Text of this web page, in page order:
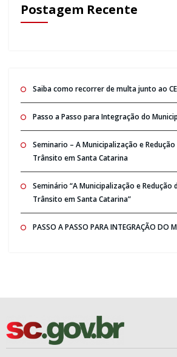
Postagem Recente
Saiba como recorrer de multa junto ao
Passo a Passo para Integração do
Seminario – A Municipalização e
Trânsito em Santa Catarina
Seminário “A Municipalização e Redução
Trânsito em Santa Catarina”
PASSO A PASSO PARA INTEGRAÇÃO DO